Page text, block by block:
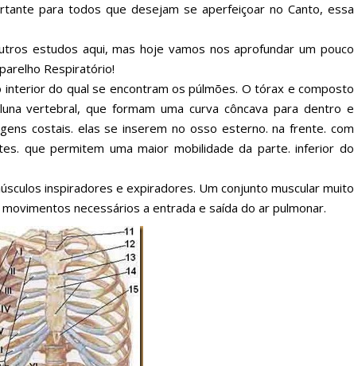
para todos que desejam se aperfeiçoar no Canto, essa
estudos aqui, mas hoje vamos nos aprofundar um pouco
Respiratório!
do qual se encontram os púlmões. O tórax e composto
vertebral, que formam uma curva côncava para dentro e
costais. elas se inserem no osso esterno. na frente. com
que permitem uma maior mobilidade da parte. inferior do
inspiradores e expiradores. Um conjunto muscular muito
necessários a entrada e saída do ar pulmonar.